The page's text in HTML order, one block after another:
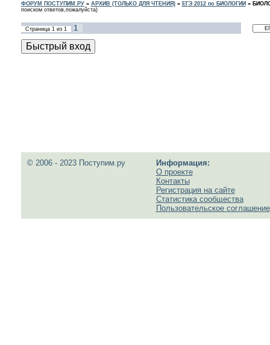
ФОРУМ ПОСТУПИМ.РУ» АРХИВ (ТОЛЬКО ДЛЯ ЧТЕНИЯ)» ЕГЭ 2012 по БИОЛОГИИ »
поиском ответов,пожалуйста)
Страница 1из 1 1
© 2006 - 2023 Поступим.ру
Информация:
О проекте
Контакты
Регистрация на сайте
Статистика сообщества
Пользовательское соглашение